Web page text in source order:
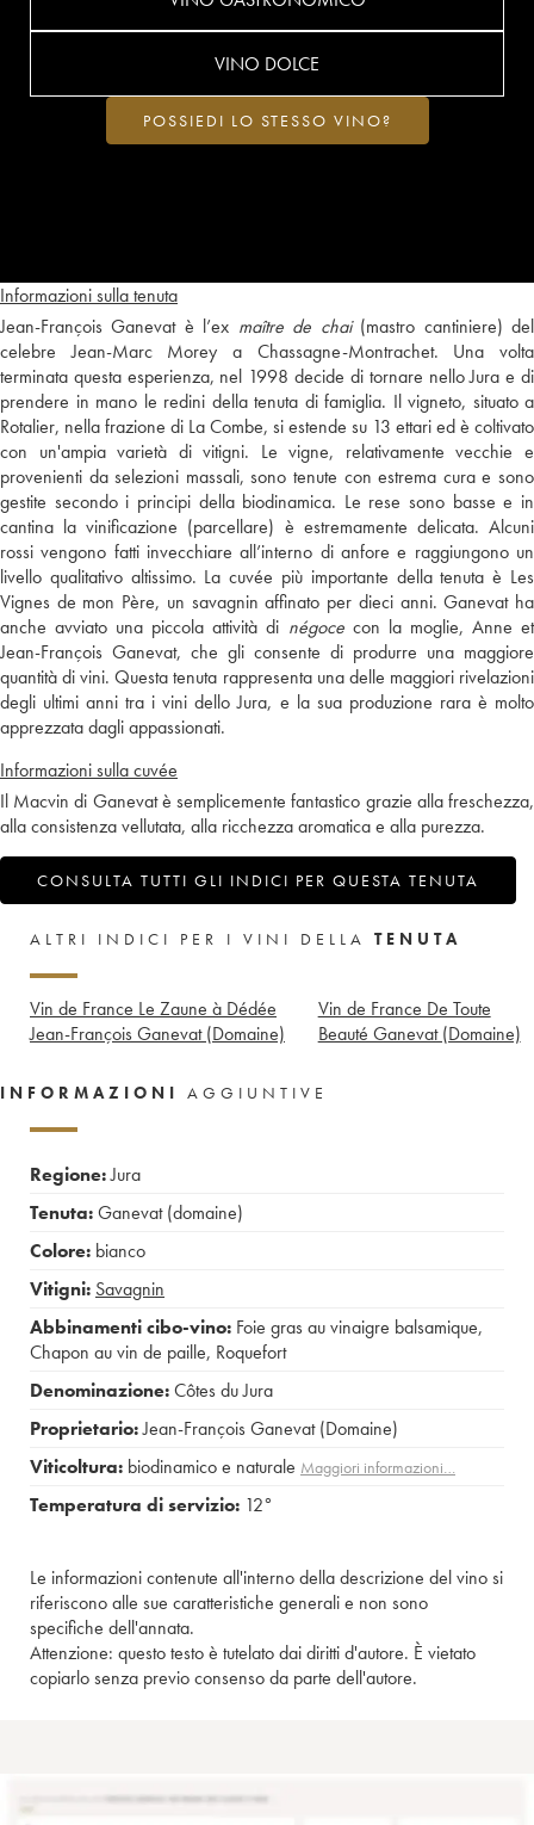
Informazioni sulla tenuta
Jean-François Ganevat è l’ex maître de chai(mastro cantiniere) del
celebre Jean-Marc Morey a Chassagne-Montrachet. Una volta
terminata questa esperienza, nel 1998 decide di tornare nello Jura e di
prendere in mano le redini della tenuta di famiglia. Il vigneto, situato a
Rotalier, nella frazione di La Combe, si estende su 13 ettari ed è coltivato
con un'ampia varietà di vitigni. Le vigne, relativamente vecchie e
provenienti da selezioni massali, sono tenute con estrema cura e sono
gestite secondo i principi della biodinamica. Le rese sono basse e in
cantina la vinificazione (parcellare) è estremamente delicata. Alcuni
rossi vengono fatti invecchiare all’interno di anfore e raggiungono un
livello qualitativo altissimo. La cuvée più importante della tenuta è Les
Vignes de mon Père, un savagnin affinato per dieci anni. Ganevat ha
anche avviato una piccola attività di négocecon la moglie, Anne et
Jean-François Ganevat, che gli consente di produrre una maggiore
quantità di vini. Questa tenuta rappresenta una delle maggiori rivelazioni
degli ultimi anni tra i vini dello Jura, e la sua produzione rara è molto
apprezzata dagli appassionati.
Informazioni sulla cuvée
Il Macvin di Ganevat è semplicemente fantastico grazie alla freschezza,
alla consistenza vellutata, alla ricchezza aromatica e alla purezza.
CONSULTA TUTTI GLI INDICI PER QUESTA TENUTA
VINO DOLCE
POSSIEDI LO STESSO VINO?
ALTRI INDICI PER I VINI DELLA TENUTA
Vin de France Le Zaune à Dédée
Jean-François Ganevat (Domaine)
Vin de France De Toute
Beauté Ganevat (Domaine)
INFORMAZIONI AGGIUNTIVE
Regione:Jura
Tenuta:Ganevat (domaine)
Colore: bianco
Vitigni: Savagnin
Abbinamenti cibo-vino: Foie gras au vinaigre balsamique,
Chapon au vin de paille, Roquefort
Denominazione:Côtes du Jura
Proprietario:Jean-François Ganevat (Domaine)
Viticoltura: biodinamico e naturale Maggiori informazioni…
Temperatura di servizio: 12°
Le informazioni contenute all'interno della descrizione del vino si
riferiscono alle sue caratteristiche generali e non sono
specifiche dell'annata.
Attenzione: questo testo è tutelato dai diritti d'autore. È vietato
copiarlo senza previo consenso da parte dell'autore.